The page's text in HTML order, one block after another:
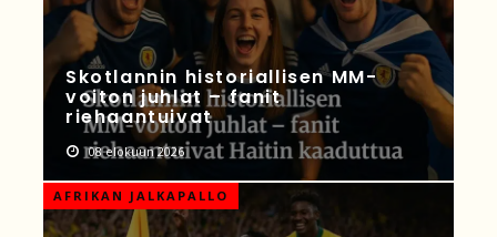
Skotlannin historiallisen MM-
voiton juhlat – fanit
riehaantuivat
08 elokuun 2026
AFRIKAN JALKAPALLO